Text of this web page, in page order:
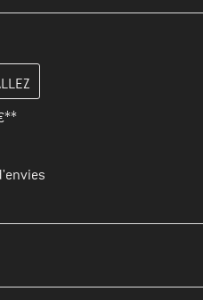
créez votre compte client à la